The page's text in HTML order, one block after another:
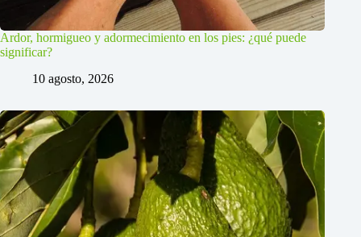
Ardor, hormigueo y adormecimiento en los pies: ¿qué puede
significar?
10 agosto, 2026